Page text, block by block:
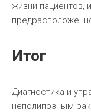
жизни пациентов,
Итог
Диагностика и
неполипозным